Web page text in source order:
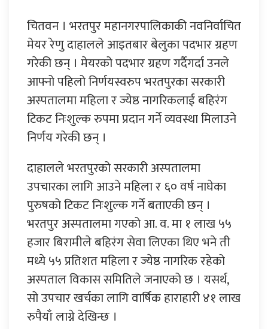
चितवन । भरतपुर महानगरपालिकाकी नवनिर्वाचित
मेयर रेणु दाहालले आइतबार बेलुका पदभार ग्रहण
गरेकी छन् । मेयरको पदभार ग्रहण गर्दैगर्दा उनले
आफ्नो पहिलो निर्णयस्वरुप भरतपुरका सरकारी
अस्पतालमा महिला र ज्येष्ठ नागरिकलाई बहिरंग
टिकट निःशुल्क रुपमा प्रदान गर्ने व्यवस्था मिलाउने
निर्णय गरेकी छन् ।
दाहालले भरतपुरको सरकारी अस्पतालमा
उपचारका लागि आउने महिला र ६० वर्ष नाघेका
पुरुषको टिकट निःशुल्क गर्ने बताएकी छन् ।
भरतपुर अस्पतालमा गएको आ. व. मा १ लाख ५५
हजार बिरामीले बहिरंग सेवा लिएका थिए भने ती
मध्ये ५५ प्रतिशत महिला र ज्येष्ठ नागरिक रहेको
अस्पताल विकास समितिले जनाएको छ । यसर्थ,
सो उपचार खर्चका लागि वार्षिक हाराहारी ४१ लाख
रुपैयाँ लाग्ने देखिन्छ ।